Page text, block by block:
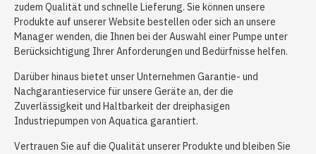
zudem Qualität und schnelle Lieferung. Sie können unsere
Produkte auf unserer Website bestellen oder sich an unsere
Manager wenden, die Ihnen bei der Auswahl einer Pumpe unter
Berücksichtigung Ihrer Anforderungen und Bedürfnisse helfen.
Darüber hinaus bietet unser Unternehmen Garantie- und
Nachgarantieservice für unsere Geräte an, der die
Zuverlässigkeit und Haltbarkeit der dreiphasigen
Industriepumpen von Aquatica garantiert.
Vertrauen Sie auf die Qualität unserer Produkte und bleiben Sie